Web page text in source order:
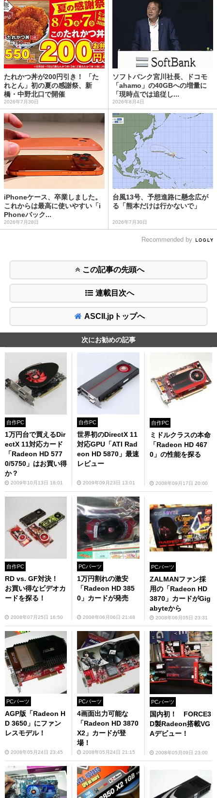
たれかつ丼が200円引き！ 「た
れとん」初の夏の感謝祭、新
橋・中野北口で開催
2026年7月30日
ソフトバンク宮川社長、ドコモ
「ahamo」の40GBへの増量に
「現時点では追従し...
2026年8月4日
iPhoneケース、卒業しました。
これからは最高に使いやすい「i
Phoneバック...
2026年7月28日
台風13号、予想進路に懸念広が
る「熊本だけは行かないで」
2026年7月30日
Recommended by
この記事の先頭へ
連載目次へ
ASCII.jpトップへ
次にお勧めの記事
自作PC
1万円台で買えるDir
ectX 11対応カード
「Radeon HD 577
0/5750」はお買い得
か？
2009年10月13日 18:01
自作PC
世界初のDirectX 11
対応GPU「ATI Rad
eon HD 5870」最速
レビュー
2009年09月23日 13:01
自作PC
ミドルクラスの本命
「Radeon HD 467
0」の性能を探る
2008年09月17日 20:00
自作PC
RD vs. GF対決！
お買い得なビデオカ
ードを探る！
2008年07月25日 16:50
PCパーツ
1万円割れの激安
「Radeon HD 385
0」カードが発売
2008年06月06日 21:48
PCパーツ
ZALMANファン採
用の「Radeon HD
3870」カードがGig
abyteから
2008年06月05日 23:31
PCパーツ
AGP版「Radeon H
D 3650」にファン
レスモデル！
2008年05月24日 23:45
PCパーツ
4画面出力可能な
「Radeon HD 3870
X2」カードが登
場！
2008年05月24日 21:15
PCパーツ
国内初！ FORCE3
D製Radeon搭載VG
Aデビュー！
2008年05月09日 23:00